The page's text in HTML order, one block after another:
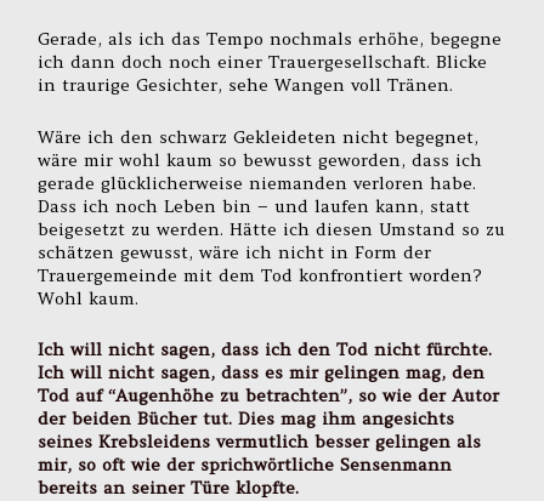
Gerade, als ich das Tempo nochmals erhöhe, begegne
ich dann doch noch einer Trauergesellschaft. Blicke
in traurige Gesichter, sehe Wangen voll Tränen.
Wäre ich den schwarz Gekleideten nicht begegnet,
wäre mir wohl kaum so bewusst geworden, dass ich
gerade glücklicherweise niemanden verloren habe.
Dass ich noch Leben bin – und laufen kann, statt
beigesetzt zu werden. Hätte ich diesen Umstand so zu
schätzen gewusst, wäre ich nicht in Form der
Trauergemeinde mit dem Tod konfrontiert worden?
Wohl kaum.
Ich will nicht sagen, dass ich den Tod nicht fürchte.
Ich will nicht sagen, dass es mir gelingen mag, den
Tod auf “Augenhöhe zu betrachten”, so wie der Autor
der beiden Bücher tut. Dies mag ihm angesichts
seines Krebsleidens vermutlich besser gelingen als
mir, so oft wie der sprichwörtliche Sensenmann
bereits an seiner Türe klopfte.